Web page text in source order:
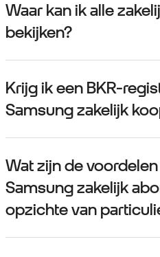
Waar kan ik alle
bekijken?
Krijg ik een BKR-
Samsung zakelijk
Wat zijn de
Samsung zakelijk
opzichte van